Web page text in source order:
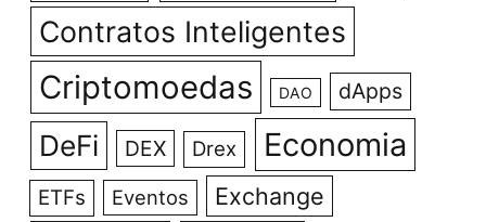
Contratos Inteligentes
Criptomoedas DAO dApps
DeFi DEX Drex Economia
ETFs Eventos Exchange